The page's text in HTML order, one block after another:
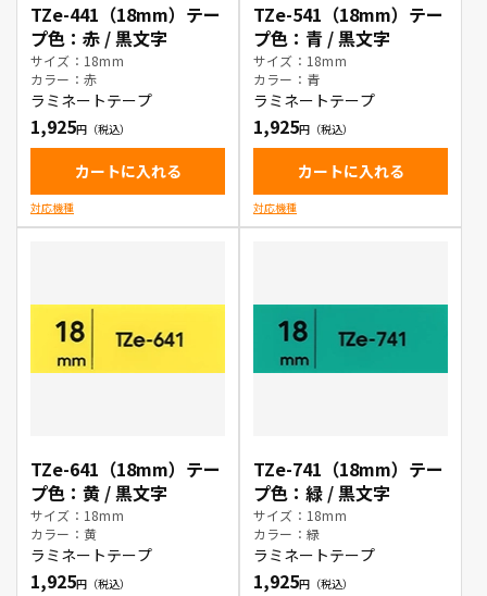
TZe-441（18mm）テー
プ色：赤 / 黒文字
サイズ：18mm
カラー：赤
ラミネートテープ
1,925
カートに入れる
対応機種
TZe-541（18mm）テー
プ色：青 / 黒文字
サイズ：18mm
カラー：青
ラミネートテープ
1,925
カートに入れる
対応機種
TZe-641（18mm）テー
プ色：黄 / 黒文字
サイズ：18mm
カラー：黄
ラミネートテープ
1,925
TZe-741（18mm）テー
プ色：緑 / 黒文字
サイズ：18mm
カラー：緑
ラミネートテープ
1,925